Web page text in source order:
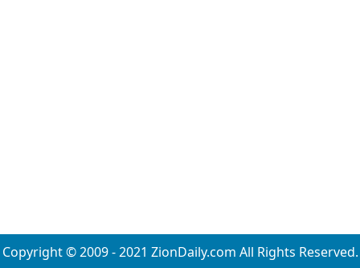
Copyright © 2009 - 2021 ZionDaily.com All Rights Reserved.